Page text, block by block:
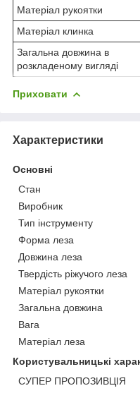
Матеріал рукоятки
Матеріал клинка
Загальна довжина в
розкладеному вигляді
Приховати
Характеристики
Основні
Стан
Виробник
Тип інструменту
Форма леза
Довжина леза
Твердість ріжучого леза
Матеріал рукоятки
Загальна довжина
Вага
Матеріал леза
Користувальницькі
СУПЕР ПРОПОЗИВЦІЯ